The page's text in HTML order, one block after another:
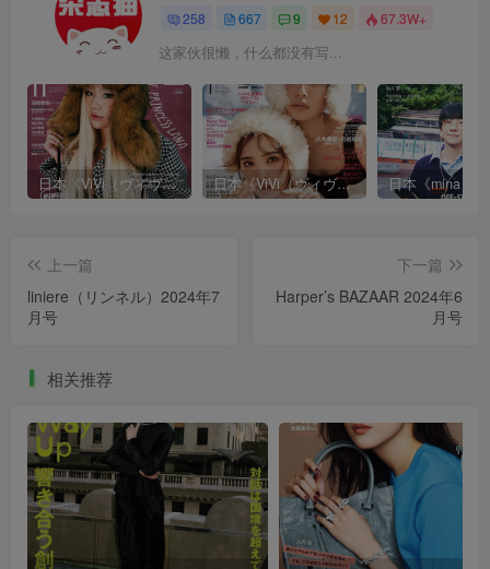
258 667 9 12 67.3W+
这家伙很懒，什么都没有写...
日本《ViVi（ヴィヴィ）》女性流行时尚杂志 PDF电子版【2025年·全年订阅】 日本《ViVi（ヴィヴィ）》女性流行时尚杂志 PDF电子版【2024年·全年订阅】
上一篇
liniere（リンネル）2024年7
月号
下一篇
Harper’s BAZAAR 2024年6
月号
相关推荐